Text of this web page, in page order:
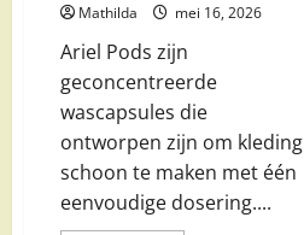
Mathilda mei 16, 2026
Ariel Pods zijn
geconcentreerde
wascapsules die
ontworpen zijn om kleding
schoon te maken met één
eenvoudige dosering....